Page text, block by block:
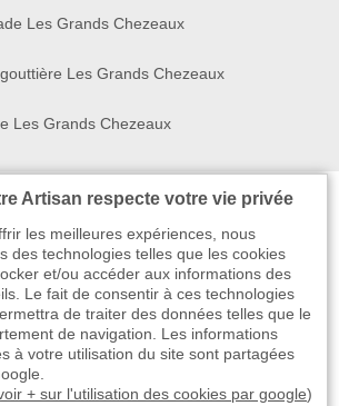
Les Grands Chezeaux
Les Grands Chezeaux
Les Grands Chezeaux
Artisan respecte votre vie privée
les meilleures expériences, nous
des technologies telles que les cookies
et/ou accéder aux informations des
Le fait de consentir à ces technologies
de traiter des données telles que le
de navigation. Les informations
à votre utilisation du site sont partagées
+ sur l'utilisation des cookies par google)